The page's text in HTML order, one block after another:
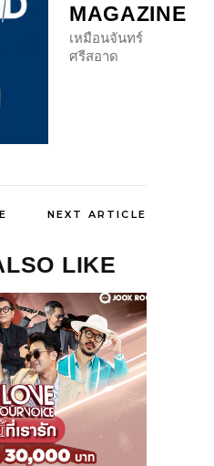
MAGAZINE
เหมือนจันทร์
ศรีสอาด
NEXT ARTICLE
LIKE